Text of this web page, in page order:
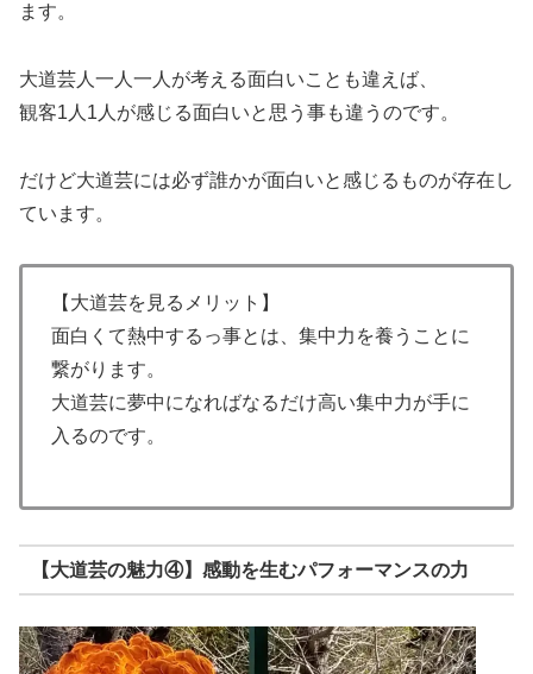
ます。
大道芸人一人一人が考える面白いことも違えば、
観客1人1人が感じる面白いと思う事も違うのです。
だけど大道芸には必ず誰かが面白いと感じるものが存在し
ています。
【大道芸を見るメリット】
面白くて熱中するっ事とは、集中力を養うことに
繋がります。
大道芸に夢中になればなるだけ高い集中力が手に
入るのです。
【大道芸の魅力④】感動を生むパフォーマンスの力